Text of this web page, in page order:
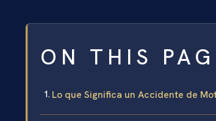
ON THIS
Lo que Significa un Accidente de